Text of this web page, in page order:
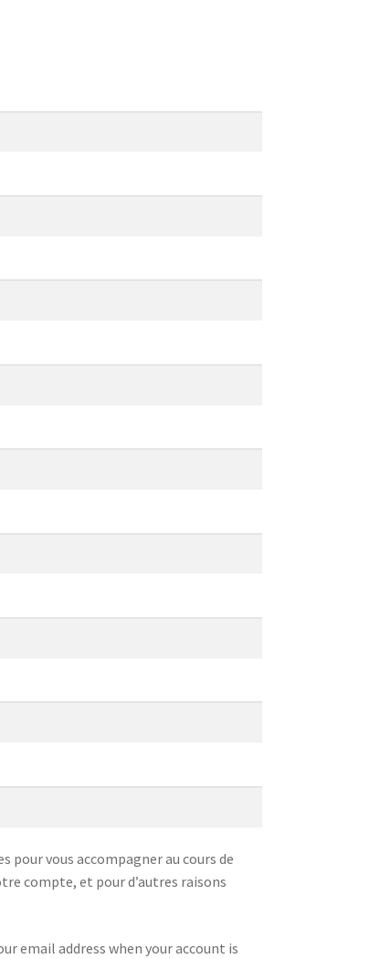
pour vous accompagner au cours de
compte, et pour d’autres raisons
email address when your account is